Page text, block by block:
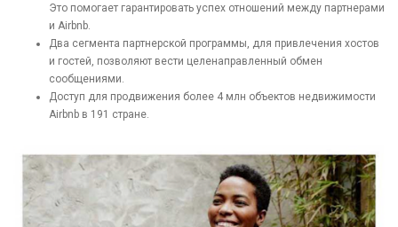
Это помогает гарантировать успех отношений между партнерами
и Airbnb.
Два сегмента партнерской программы, для привлечения хостов
и гостей, позволяют вести целенаправленный обмен
сообщениями.
Доступ для продвижения более 4 млн объектов недвижимости
Airbnb в 191 стране.